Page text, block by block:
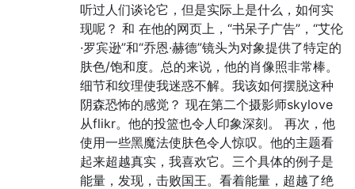
听过人们谈论它，但是实际上是什么，如何实
现呢？ 和 在他的网页上，“书呆子广告”，“艾伦
·罗宾逊”和“乔恩·赫德”镜头为对象提供了特定的
肤色/饱和度。总的来说，他的肖像照非常棒。
细节和纹理使我迷惑不解。我该如何摆脱这种
阴森恐怖的感觉？ 现在第二个摄影师skylove
从flikr。他的投篮也令人印象深刻。 再次，他
使用一些黑魔法使肤色令人惊叹。他的主题看
起来超越真实，我喜欢它。三个具体的例子是
能量，发现，击败国王。看着能量，超越了绝